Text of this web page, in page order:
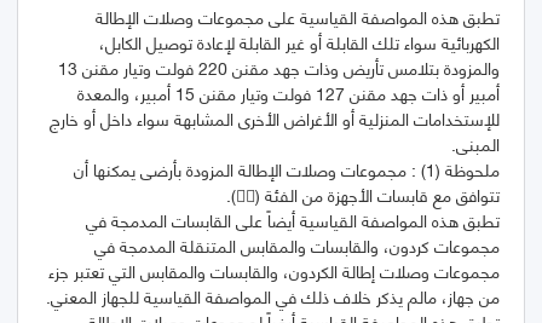
تطبق هذه المواصفة القياسية على مجموعات وصلات الإطالة
الكهربائية سواء تلك القابلة أو غير القابلة لإعادة توصيل الكابل،
والمزودة بتلامس تأريض وذات جهد مقنن 220 فولت وتيار مقنن 13
أمبير أو ذات جهد مقنن 127 فولت وتيار مقنن 15 أمبير، والمعدة
للإستخدامات المنزلية أو الأغراض الأخرى المشابهة سواء داخل أو خارج
ملحوظة (1) : مجموعات وصلات الإطالة المزودة بأرضى يمكنها أن
تطبق هذه المواصفة القياسية أيضاً على القابسات المدمجة في
مجموعات كردون، والقابسات والمقابس المتنقلة المدمجة في
مجموعات وصلات إطالة الكردون، والقابسات والمقابس التي تعتبر جزء